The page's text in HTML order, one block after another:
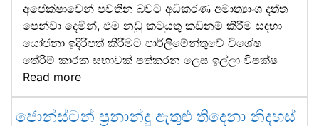
අපේක්ෂාවෙන් පවතින බවට අධිකරණ අමාත්‍යාංශ දත්ත
පෙන්වා දෙමින්, එම නඩු කටයුතු කඩිනම් කිරීම සඳහා
යෝජනා ඉදිරිපත් කිරීමට පාර්ලිමේන්තුවේ විශේෂ
තේරීම් කාරක සභාවක් පත්කරන ලෙස ඉල්ලා විපක්ෂ
Read more
ජොන්ස්ටන් ප්‍රනාන්දු ඇතුළු තිදෙනා නිදහස්